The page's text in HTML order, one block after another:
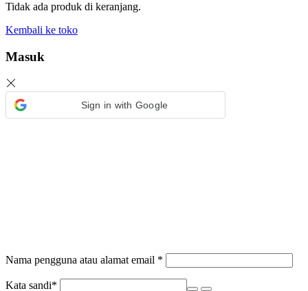
Tidak ada produk di keranjang.
Kembali ke toko
Masuk
Sign in with Google
Nama pengguna atau alamat email *
Kata sandi*